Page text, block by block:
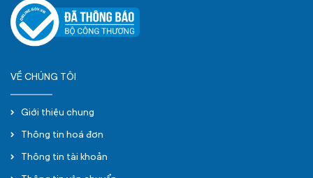
VỀ CHÚNG TÔI
Giới thiệu chung
Thông tin hoá đơn
Thông tin tài khoản